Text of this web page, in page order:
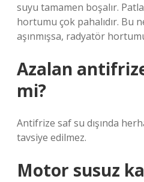
suyu tamamen boşalır.
hortumu çok pahalıdır. Bu
aşınmışsa, radyatör
Azalan
mi?
Antifrize saf su dışında
tavsiye edilmez.
Motor susuz